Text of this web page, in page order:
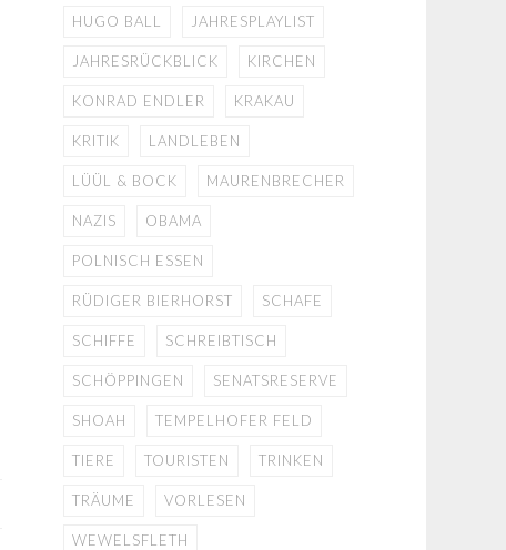
HUGO BALL JAHRESPLAYLIST
JAHRESRÜCKBLICK KIRCHEN
KONRAD ENDLER KRAKAU
KRITIK LANDLEBEN
LÜÜL & BOCK MAURENBRECHER
NAZIS OBAMA
POLNISCH ESSEN
RÜDIGER BIERHORST SCHAFE
SCHIFFE SCHREIBTISCH
SCHÖPPINGEN SENATSRESERVE
SHOAH TEMPELHOFER FELD
TIERE TOURISTEN TRINKEN
TRÄUME VORLESEN
WEWELSFLETH